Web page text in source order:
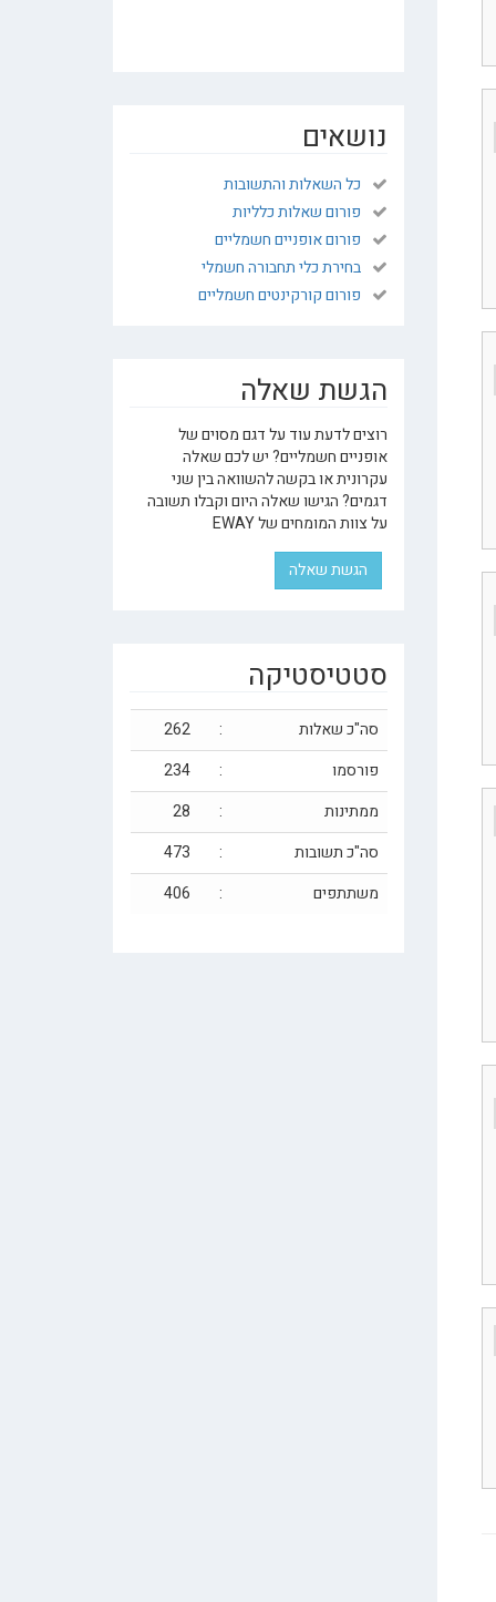
נושאים
כל השאלות והתשובות
פורום שאלות כלליות
פורום אופניים חשמליים
בחירת כלי תחבורה חשמלי
פורום קורקינטים חשמליים
הגשת שאלה
רוצים לדעת עוד על דגם מסוים של
אופניים חשמליים? יש לכם שאלה
עקרונית או בקשה להשוואה בין שני
דגמים? הגישו שאלה היום וקבלו תשובה
על צוות המומחים של EWAY
הגשת שאלה
סטטיסטיקה
סה"כ שאלות :
262
פורסמו
:
234
ממתינות
:
28
סה"כ תשובות
:
473
משתתפים
:
406